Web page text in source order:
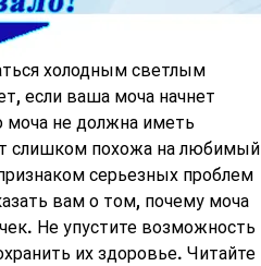
холодным светлым
если ваша моча начнет
моча не должна иметь
слишком похожа на любимый
серьезных проблем
вам о том, почему моча
Не упустите возможность
их здоровье. Читайте